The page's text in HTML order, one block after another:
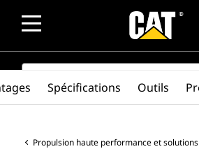
SEARCH
Propulsion haute performance et
Spécifications Outils